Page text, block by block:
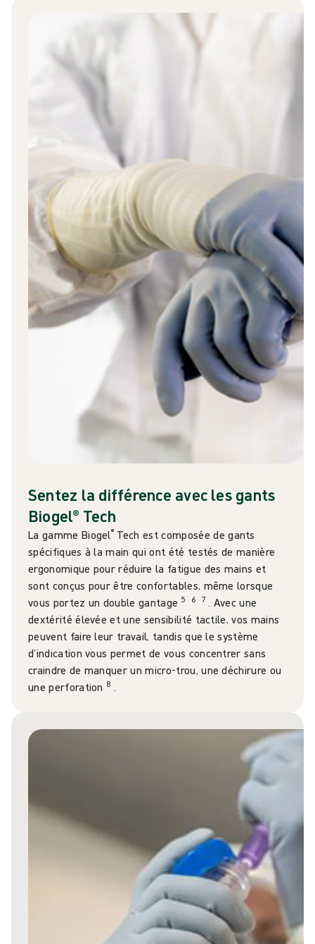
Sentez la différence avec les gants
Biogel® Tech
La gamme Biogel® Tech est composée de gants
spécifiques à la main qui ont été testés de manière
ergonomique pour réduire la fatigue des mains et
sont conçus pour être confortables, même lorsque
vous portez un double gantage 5 6 7. Avec une
dextérité élevée et une sensibilité tactile, vos mains
peuvent faire leur travail, tandis que le système
d’indication vous permet de vous concentrer sans
craindre de manquer un micro-trou, une déchirure ou
une perforation 8 .